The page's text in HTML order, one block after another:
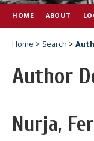
HOME ABOUT
Home > Search >
Author
Nurja,